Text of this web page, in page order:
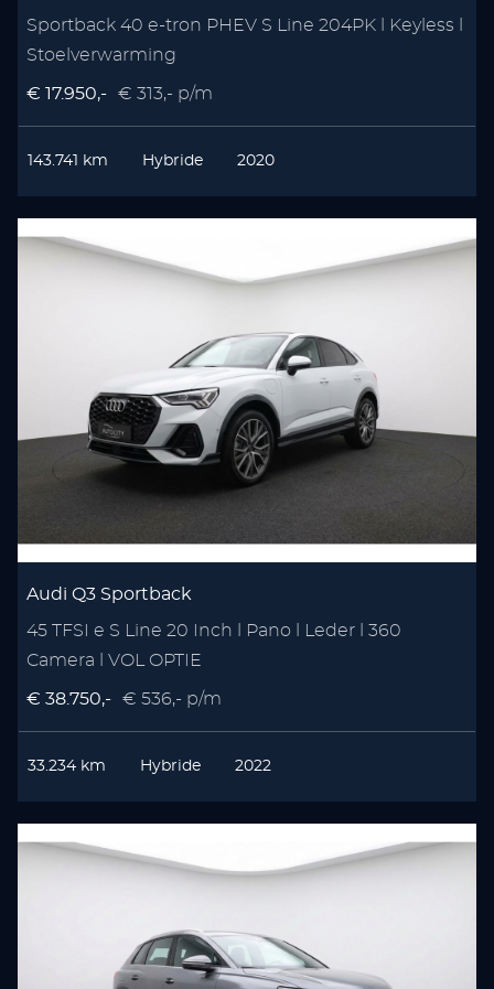
Sportback 40 e-tron PHEV S Line 204PK l Keyless l
Stoelverwarming
€ 17.950,- € 313,- p/m
143.741 km Hybride 2020
Audi Q3 Sportback
45 TFSI e S Line 20 Inch l Pano l Leder l 360
Camera l VOL OPTIE
€ 38.750,- € 536,- p/m
33.234 km Hybride 2022